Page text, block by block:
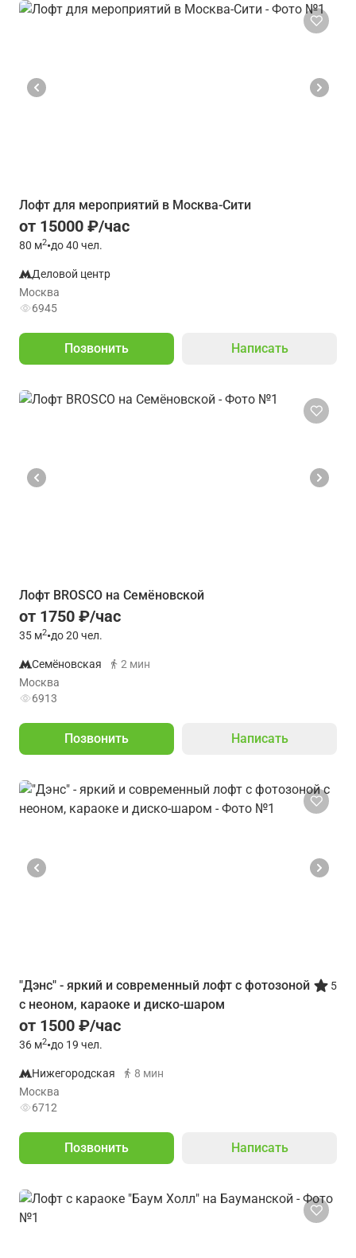
Лофт для мероприятий в Москва-Сити
от 15000 ₽/час
80 м2•до 40 чел.
Деловой центр
Москва
6945
Позвонить Написать
Лофт BROSCO на Семёновской
от 1750 ₽/час
35 м2•до 20 чел.
Семёновская
2 мин
Москва
6913
Позвонить Написать
"Дэнс" - яркий и современный лофт с фотозоной
с неоном, караоке и диско-шаром
от 1500 ₽/час
36 м2•до 19 чел.
5
Нижегородская
8 мин
Москва
6712
Позвонить Написать